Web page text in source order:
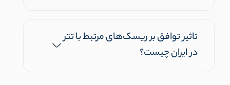
تاثیر توافق بر ریسک‌های مرتبط با تتر
در ایران چیست؟